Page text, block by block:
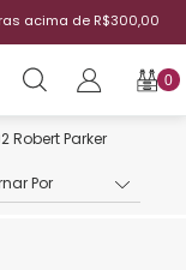
acima de R$300,00
0
Robert Parker